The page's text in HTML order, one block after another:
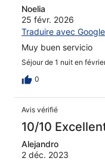
Noelia
25 févr. 2026
Traduire avec Google
Muy buen servicio
Séjour de 1 nuit en
0
Avis vérifié
10/10
Alejandro
2 déc. 2023